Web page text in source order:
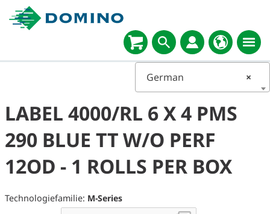
×
German
LABEL 4000/RL 6 X 4 PMS
290 BLUE TT W/O PERF
12OD - 1 ROLLS PER BOX
Technologiefamilie: M-Series